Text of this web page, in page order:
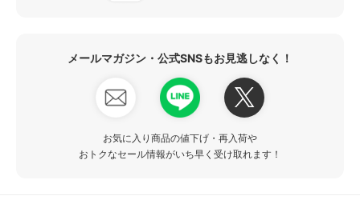
メールマガジン・公式SNSもお見逃しなく！
お気に入り商品の値下げ・再入荷や
おトクなセール情報がいち早く受け取れます！